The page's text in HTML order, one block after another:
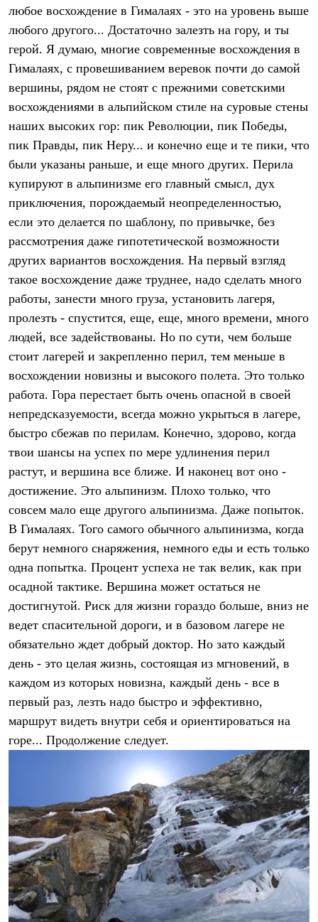
Толстовки
Брюки
Термобелье
Теплое термобелье
Среднее термобелье
Легкое термобелье
Флисовая одежда
Брюки
Детская одежда
Утепленная пухом
Комбинезоны
Куртки
Брюки
Утепленная синтетикой
Комбинезоны
Куртки
Лёгкая одежда
Футболки
Софтшелл одежда
Куртки
Флисовая одежда
Куртки
Брюки
Комбинезоны
Термобелье
Комплект термобелья
Снаряжение
Палатки и тенты
Палатки
Аксессуары для палаток
Рюкзаки
Легкоходные
Альпинистские
Городские
Аксессуары для рюкзаков
Спальные мешки
Пуховые
Комбинированные
С синтетическим утеплителем
Аксессуары для спальников
Сумки и баулы
Кошельки
Сумки
Полезные аксессуары
Книги
Коврики
Мужская обувь
Ботинки
Кроссовки
Сапоги
Гамаши и бахилы
Гамаши
Бахилы
Тапочки и чуни
любое восхождение в Гималаях - это на уровень выше
любого другого... Достаточно залезть на гору, и ты
герой. Я думаю, многие современные восхождения в
Гималаях, с провешиванием веревок почти до самой
вершины, рядом не стоят с прежними советскими
восхождениями в альпийском стиле на суровые стены
наших высоких гор: пик Революции, пик Победы,
пик Правды, пик Неру... и конечно еще и те пики, что
были указаны раньше, и еще много других. Перила
купируют в альпинизме его главный смысл, дух
приключения, порождаемый неопределенностью,
если это делается по шаблону, по привычке, без
рассмотрения даже гипотетической возможности
других вариантов восхождения. На первый взгляд
такое восхождение даже труднее, надо сделать много
работы, занести много груза, установить лагеря,
пролезть - спустится, еще, еще, много времени, много
людей, все задействованы. Но по сути, чем больше
стоит лагерей и закрепленно перил, тем меньше в
восхождении новизны и высокого полета. Это только
работа. Гора перестает быть очень опасной в своей
непредсказуемости, всегда можно укрыться в лагере,
быстро сбежав по перилам. Конечно, здорово, когда
твои шансы на успех по мере удлинения перил
растут, и вершина все ближе. И наконец вот оно -
достижение. Это альпинизм. Плохо только, что
совсем мало еще другого альпинизма. Даже попыток.
В Гималаях. Того самого обычного альпинизма, когда
берут немного снаряжения, немного еды и есть только
одна попытка. Процент успеха не так велик, как при
осадной тактике. Вершина может остаться не
достигнутой. Риск для жизни гораздо больше, вниз не
ведет спасительной дороги, и в базовом лагере не
обязательно ждет добрый доктор. Но зато каждый
день - это целая жизнь, состоящая из мгновений, в
каждом из которых новизна, каждый день - все в
первый раз, лезть надо быстро и эффективно,
маршрут видеть внутри себя и ориентироваться на
горе... Продолжение следует.